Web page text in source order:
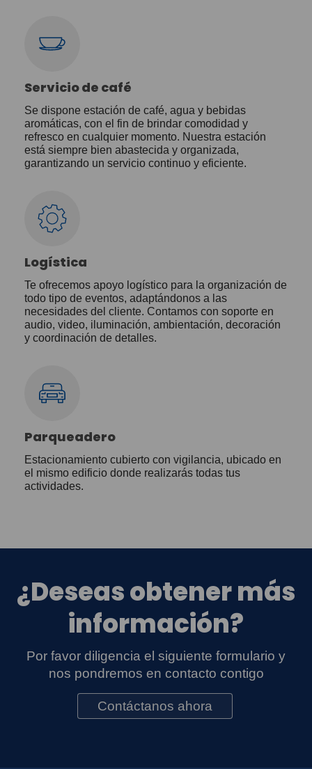
Servicio de café
Se dispone estación de café, agua y bebidas
aromáticas, con el fin de brindar comodidad y
refresco en cualquier momento. Nuestra estación
está siempre bien abastecida y organizada,
garantizando un servicio continuo y eficiente.
Logística
Te ofrecemos apoyo logístico para la organización de
todo tipo de eventos, adaptándonos a las
necesidades del cliente. Contamos con soporte en
audio, video, iluminación, ambientación, decoración
y coordinación de detalles.
Parqueadero
Estacionamiento cubierto con vigilancia, ubicado en
el mismo edificio donde realizarás todas tus
actividades.
¿Deseas obtener más
información?
Por favor diligencia el siguiente formulario y
nos pondremos en contacto contigo
Contáctanos ahora